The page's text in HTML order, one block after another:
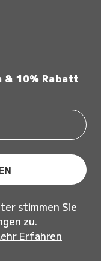
10% Rabatt
stimmen Sie
zu.
Erfahren